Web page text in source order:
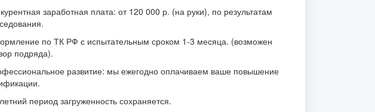
заработная плата: от 120 000 р. (на руки), по результатам
по ТК РФ с испытательным сроком 1-3 месяца. (возможен
подряда).
развитие: мы ежегодно оплачиваем ваше повышение
период загруженность сохраняется.